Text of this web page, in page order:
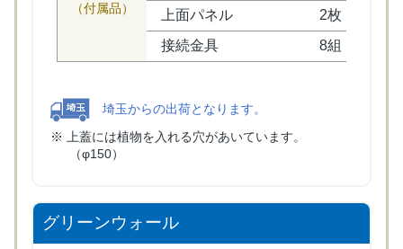
（付属品）
上面パネル
2枚
接続金具
8組
埼玉からの出荷となります。
上蓋には植物を入れる穴があいています。
（φ150）
グリーンウォール